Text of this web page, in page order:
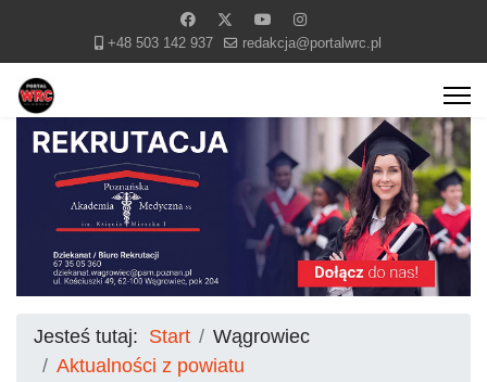
+48 503 142 937 redakcja@portalwrc.pl
Jesteś tutaj: Start
Wągrowiec
Aktualności z powiatu